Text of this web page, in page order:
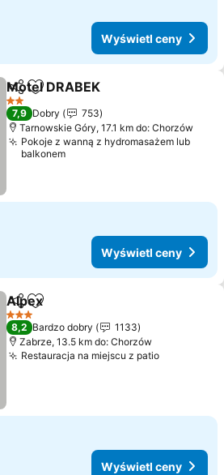
Wyświetl ceny
Udostępnij
Dodaj do ulubionych
Motel DRABEK
2 Kategoria
7,9 Dobry
753
Tarnowskie Góry, 17.1 km do: Chorzów
Pokoje z wanną z hydromasażem lub
balkonem
Wyświetl ceny
UdostępnijDodaj do ulubionych
Alpex
3 Kategoria
8,2 Bardzo dobry
1133
Zabrze, 13.5 km do: Chorzów
Restauracja na miejscu z patioWyświetl
Wyświetl ceny